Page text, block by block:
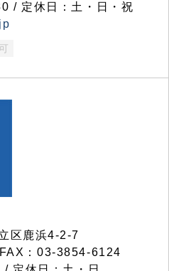
/ 定休日：土・日・祝
区鹿浜4-2-7
：03-3854-6124